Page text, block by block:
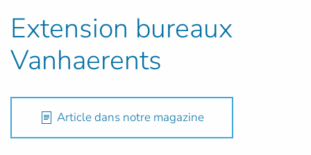
Extension bureaux
Vanhaerents
Article dans notre magazine